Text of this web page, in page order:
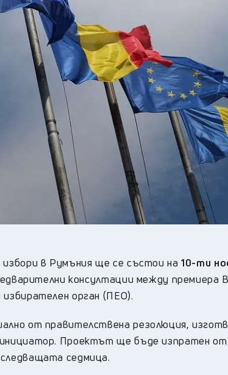
Плевен 29
Пловдив, 28
Разград, 26°C
Русе, 29°C
Силистра , 28°C
Сливен , 25 °C
Смолян 21
София , 28
Стара Загора °C
Търговище ,
Хасково , 31°C
25
Ямбол, 25°C
в Румъния ще се състои на10-ти
консултации между премиера
орган (ПЕО).
от правителствена резолюция,
Проектът ще бъде изпратен
седмица.